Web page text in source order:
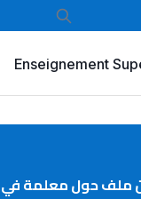
Enseignement
ملف حول معلمة في